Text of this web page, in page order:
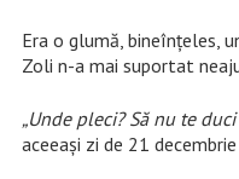
Era o glumă, bineînțeles,
Zoli n-a mai suportat
„Unde pleci? Să nu te
aceeași zi de 21